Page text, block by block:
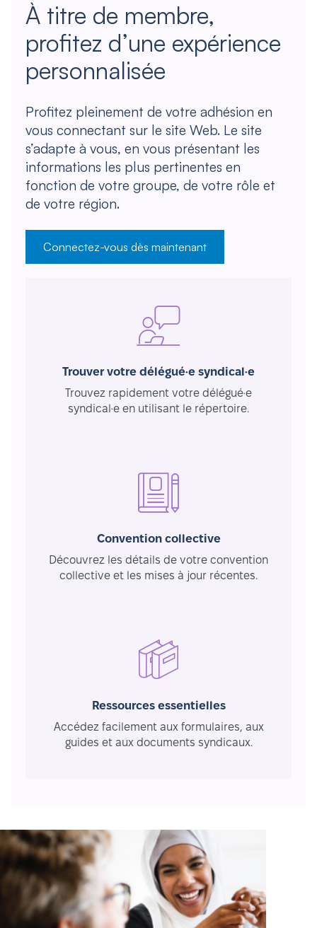
À titre de membre,
profitez d’une expérience
personnalisée
Profitez pleinement de votre adhésion en
vous connectant sur le site Web. Le site
s’adapte à vous, en vous présentant les
informations les plus pertinentes en
fonction de votre groupe, de votre rôle et
de votre région.
Connectez-vous dès maintenant
Trouver votre délégué·e syndical·e
Trouvez rapidement votre délégué·e
syndical·e en utilisant le répertoire.
Convention collective
Découvrez les détails de votre convention
collective et les mises à jour récentes.
Ressources essentielles
Accédez facilement aux formulaires, aux
guides et aux documents syndicaux.